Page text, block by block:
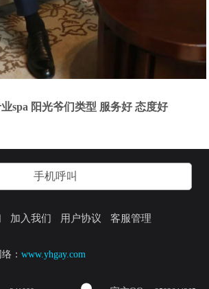
spa 阳光爷们类型 服务好 态度好
手机呼叫
加入我们 用户协议 客服管理
络：www.yhgay.com